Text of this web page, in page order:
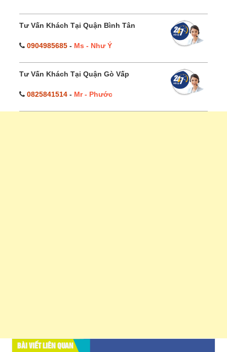
Tư Vấn Khách Tại Quận Bình Tân
0904985685 - Ms - Như Ý
Tư Vấn Khách Tại Quận Gò Vấp
0825841514 - Mr - Phước
BÀI VIẾT LIÊN QUAN